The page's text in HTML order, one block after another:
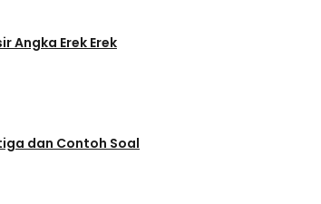
Angka Erek Erek
dan Contoh Soal